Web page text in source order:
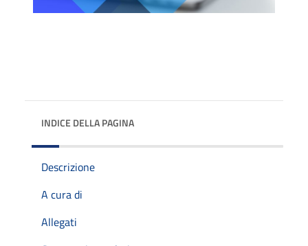
INDICE DELLA PAGINA
Descrizione
A cura di
Allegati